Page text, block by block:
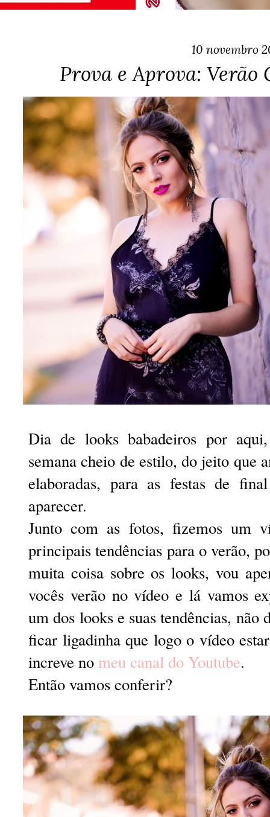
10 novembro
Prova e Aprova:
Dia de looks babadeiros por
semana cheio de estilo, do jeito que
elaboradas, para as festas de
aparecer.
Junto com as fotos, fizemos um
principais tendências para o verão,
muita coisa sobre os looks, vou
vocês verão no vídeo e lá vamos
um dos looks e suas tendências, não
ficar ligadinha que logo o vídeo
increve no meu canal do Youtube.
Então vamos conferir?